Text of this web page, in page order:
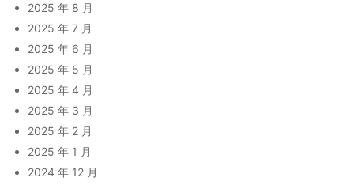
2025 年 8 月
2025 年 7 月
2025 年 6 月
2025 年 5 月
2025 年 4 月
2025 年 3 月
2025 年 2 月
2025 年 1 月
2024 年 12 月